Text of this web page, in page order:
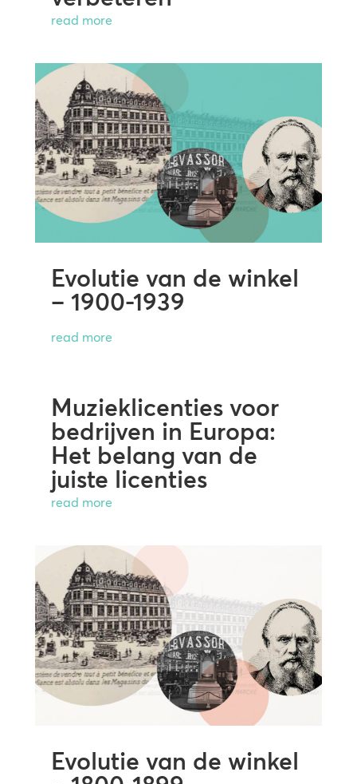
read more
Evolutie van de winkel
– 1900-1939
read more
Muzieklicenties voor
bedrijven in Europa:
Het belang van de
juiste licenties
read more
Evolutie van de winkel